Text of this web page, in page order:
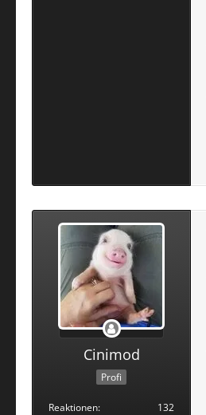
Cinimod
Profi
Reaktionen
132